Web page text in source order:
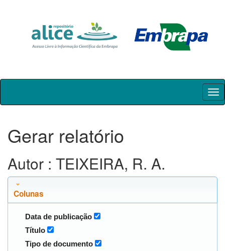
Skip
Gerar relatório
Autor : TEIXEIRA, R. A.
Colunas
Data de publicação
Título
Tipo de documento